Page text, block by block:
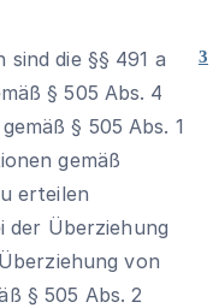
3
sind die §§ 491 a
§ 505 Abs. 4
§ 505 Abs. 1
gemäß
erteilen
der Überziehung
von
§ 505 Abs. 2